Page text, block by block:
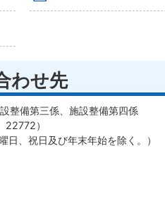
わせ先
整備第三係、施設整備第四係
）
、祝日及び年末年始を除く。）